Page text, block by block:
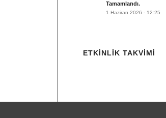
Tamamlandı.
1 Haziran 2026 - 12:25
ETKINLIK TAKVIMI